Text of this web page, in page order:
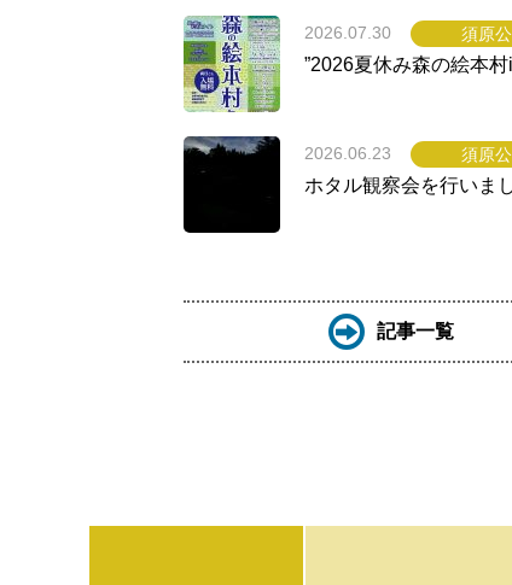
2026.07.30 須原
”2026夏休み森の絵本
2026.06.23 須原
ホタル観察会を行いま
記事一覧